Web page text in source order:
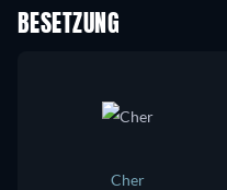
BESETZUNG
Cher